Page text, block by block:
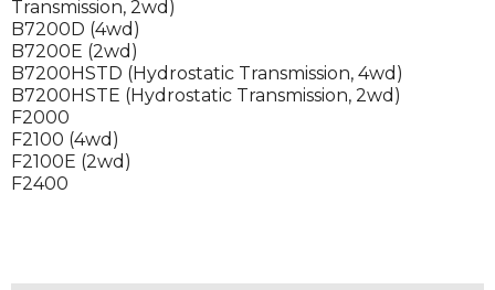
Transmission, 2wd)
B7200D (4wd)
B7200E (2wd)
B7200HSTD (Hydrostatic Transmission, 4wd)
B7200HSTE (Hydrostatic Transmission, 2wd)
F2000
F2100 (4wd)
F2100E (2wd)
F2400